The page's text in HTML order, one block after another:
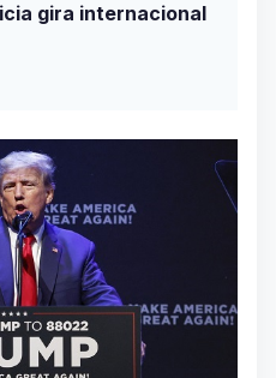
gira internacional